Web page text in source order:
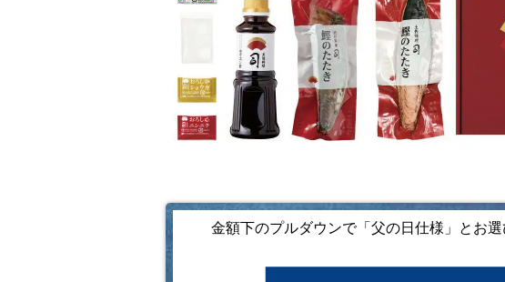
金額下のプルダウンで「父の日仕様」とお